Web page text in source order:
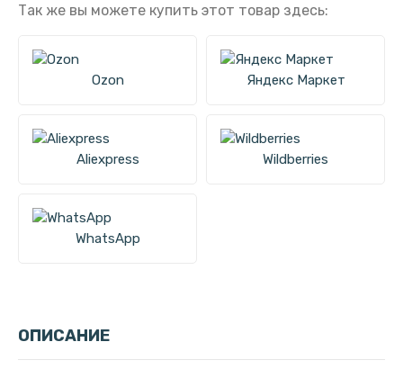
Так же вы можете купить этот товар здесь:
Ozon Яндекс Маркет
Aliexpress Wildberries
WhatsApp
ОПИСАНИЕ